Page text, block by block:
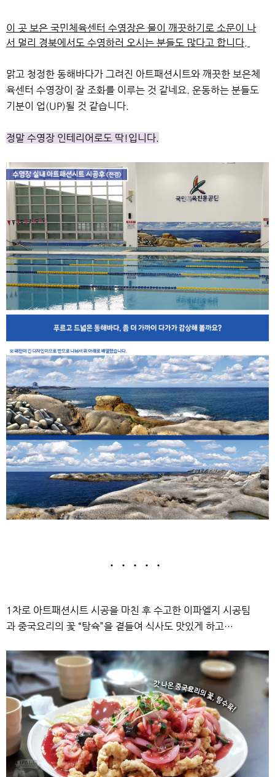
이 곳 보은 국민체육센터 수영장은 물이 깨끗하기로 소문이 나
서 멀리 경북에서도 수영하러 오시는 분들도 많다고 합니다.
맑고 청정한 동해바다가 그려진 아트패션시트와 깨끗한 보은체
육센터 수영장이 잘 조화를 이루는 것 같네요. 운동하는 분들도
기분이 업(UP)될 것 같습니다.
정말 수영장 인테리어로도 딱!입니다.
. . . . .
1차로 아트패션시트 시공을 마친 후 수고한 이파엘지 시공팀
과 중국요리의 꽃 “탕슉”을 곁들여 식사도 맛있게 하고…